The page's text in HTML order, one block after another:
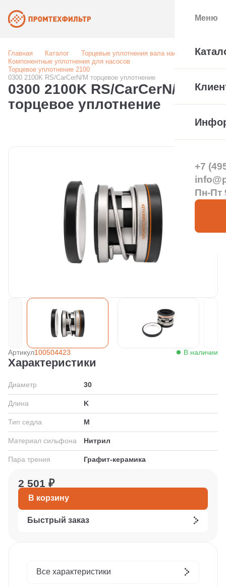
Главная Каталог
Торцевые уплотнения вала насоса
Компонентные уплотнения для насосов
Торцевое уплотнение 2100
0300 2100K RS/CarCerN/M торцевое уплотнение
0300 2100K RS/CarCerN/M
торцевое уплотнение
Артикул100504423 В наличии
Характеристики
Диаметр 30
Длина K
Тип седла M
Материал сильфона Нитрил
Пара трения Графит-керамика
2 501 ₽
В корзину
Быстрый заказ
Все характеристики
Меню
+7
Пн-Пт